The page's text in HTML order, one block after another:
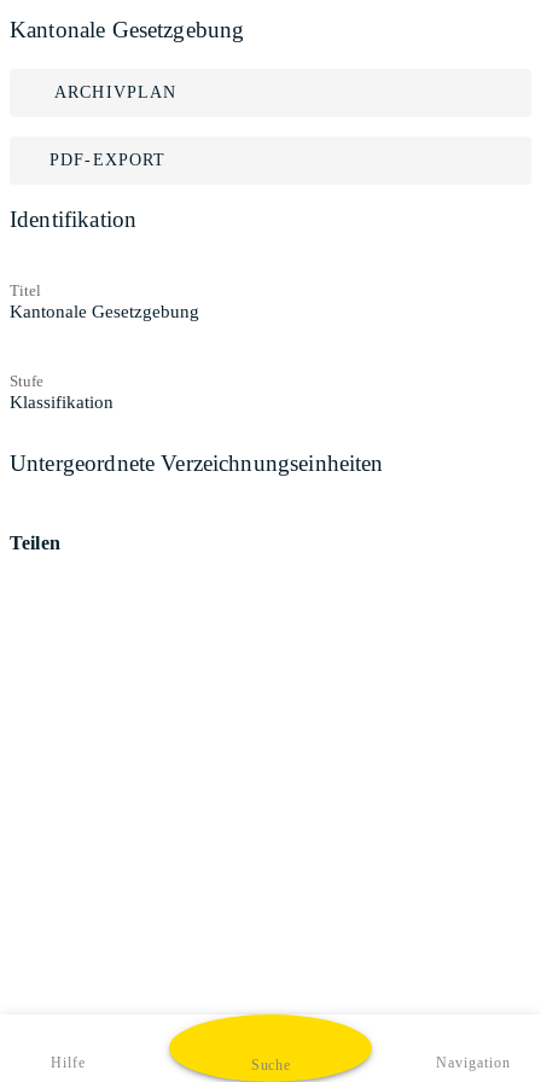
Kantonale Gesetzgebung
ARCHIVPLAN
PDF-EXPORT
Identifikation
Titel
Kantonale Gesetzgebung
Stufe
Klassifikation
Untergeordnete Verzeichnungseinheiten
Teilen
Hilfe Suche Navigation